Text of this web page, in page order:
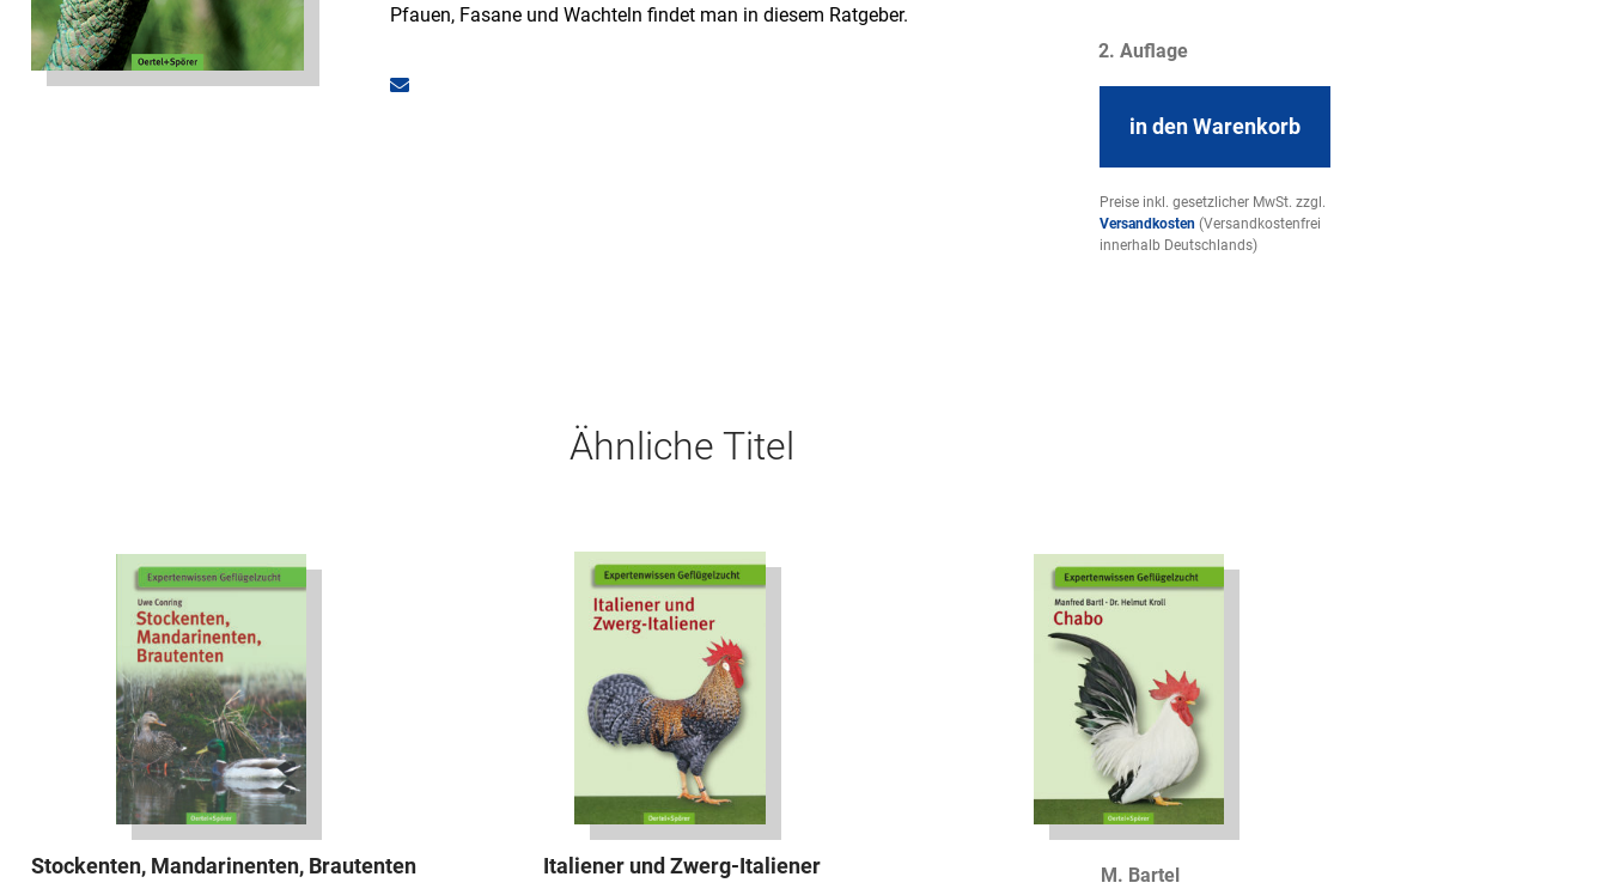
Pfauen, Fasane und Wachteln findet man in diesem Ratgeber.
2. Auflage
in den Warenkorb
Preise inkl. gesetzlicher MwSt. zzgl.
Versandkosten(Versandkostenfrei
innerhalb Deutschlands)
Ähnliche Titel
Stockenten, Mandarinenten, Brautenten Italiener und Zwerg-Italiener M. Bartel